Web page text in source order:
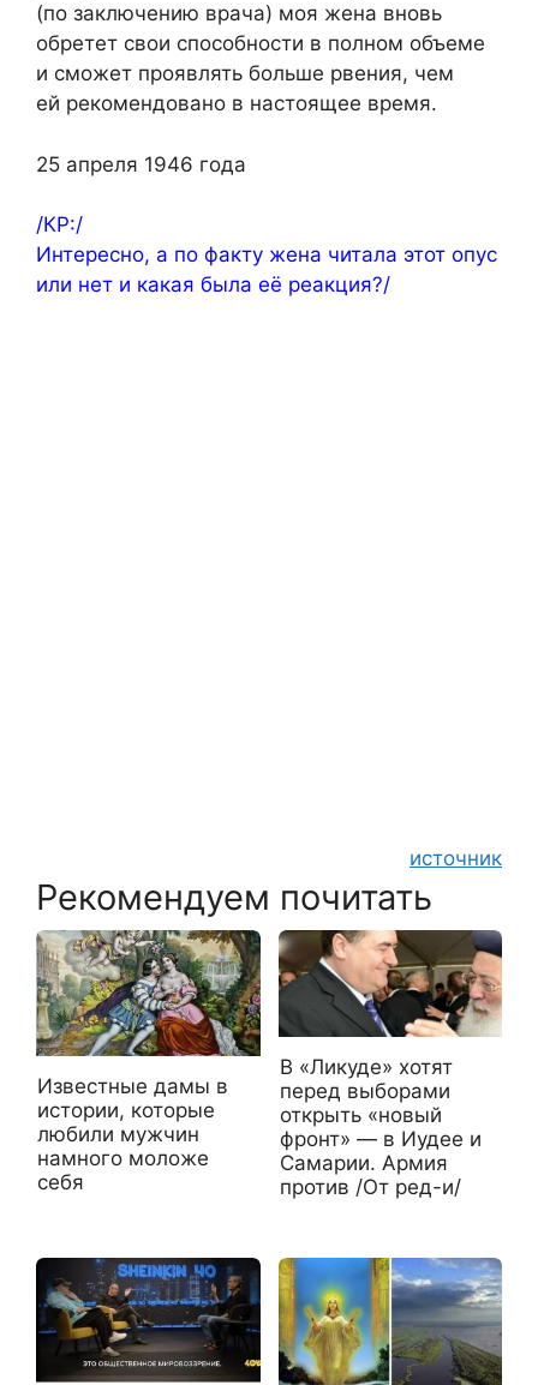
(по заключению врача) моя жена вновь
обретет свои способности в полном объеме
и сможет проявлять больше рвения, чем
ей рекомендовано в настоящее время.
25 апреля 1946 года
/КР:/
Интересно, а по факту жена читала этот опус
или нет и какая была её реакция?/
источник
Рекомендуем почитать
Известные дамы в
истории, которые
любили мужчин
намного моложе
себя
В «Ликуде» хотят
перед выборами
открыть «новый
фронт» — в Иудее и
Самарии. Армия
против /От ред-и/